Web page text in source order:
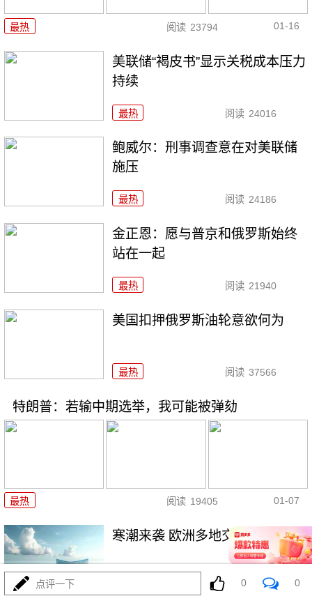
最热 阅读 23794 01-16
美联储“褐皮书”显示关税成本压力
持续
最热 阅读 24016
鲍威尔：刑事调查意在对美联储
施压
最热 阅读 24186
金正恩：愿与普京和俄罗斯始终
站在一起
最热 阅读 21940
美国扣押俄罗斯油轮意欲何为
最热 阅读 37566
特朗普：若输中期选举，我可能被弹劾
最热 阅读 19405 01-07
寒潮来袭 欧洲多地交通受阻
阅读 26587
点评一下 0 0